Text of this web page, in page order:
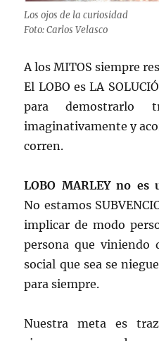
Los ojos de la curiosidad
Foto: Carlos Velasco
A los MITOS siempre
El LOBO es LA
para demostrarlo
imaginativamente y
corren.
LOBO MARLEY no es
No estamos
implicar de modo
persona que viniendo
social que sea se
para siempre.
Nuestra meta es